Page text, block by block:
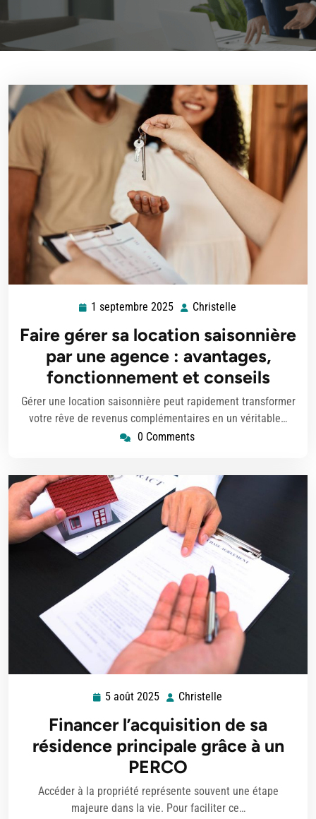
1 septembre 2025
2025
Christelle
Faire gérer sa location saisonnière
par une agence : avantages,
fonctionnement et conseils
Gérer une location saisonnière peut rapidement transformer
votre rêve de revenus complémentaires en un véritable…
0 Comments
5 août 2025
août
2025
Christelle
Financer l’acquisition de sa
résidence principale grâce à un
PERCO
Accéder à la propriété représente souvent une étape
majeure dans la vie. Pour faciliter ce…